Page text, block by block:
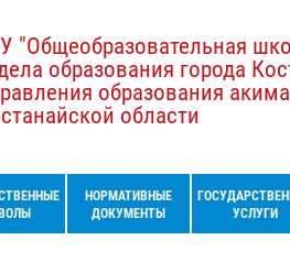
"Общеобразовательная
образования города
образования
области
НОРМАТИВНЫЕ
ДОКУМЕНТЫ
УСЛУГИ